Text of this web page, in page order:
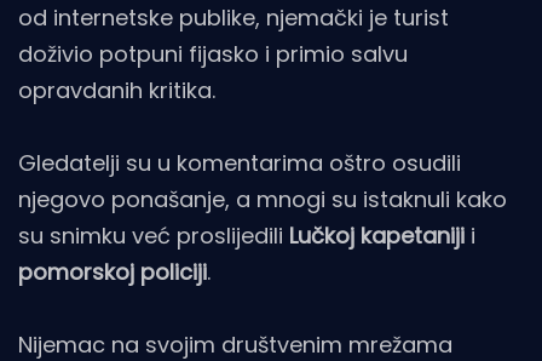
od internetske publike, njemački je turist
doživio potpuni fijasko i primio salvu
opravdanih kritika.
Gledatelji su u komentarima oštro osudili
njegovo ponašanje, a mnogi su istaknuli kako
su snimku već proslijedili Lučkoj kapetaniji i
pomorskoj policiji.
Nijemac na svojim društvenim mrežama